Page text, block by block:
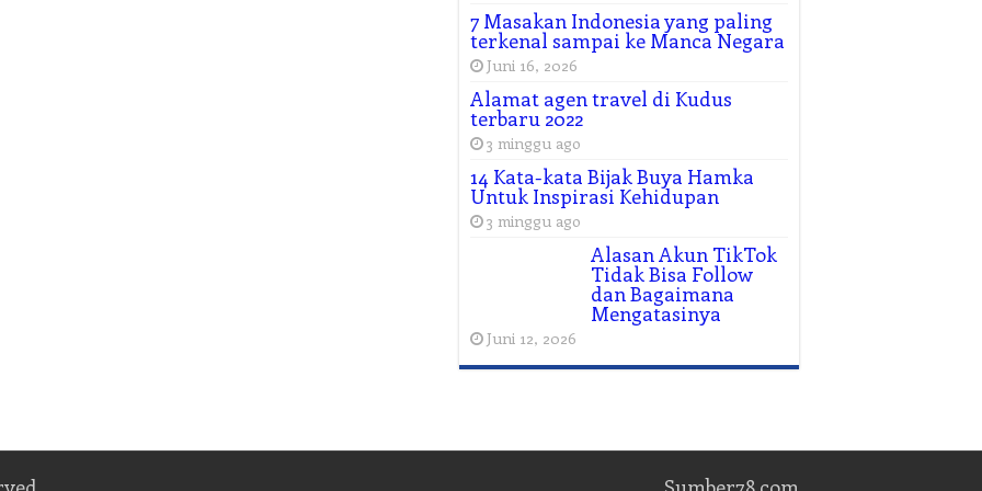
7 Masakan Indonesia yang paling
terkenal sampai ke Manca Negara
Juni 16, 2026
Alamat agen travel di Kudus
terbaru 2022
3 minggu ago
14 Kata-kata Bijak Buya Hamka
Untuk Inspirasi Kehidupan
3 minggu ago
Alasan Akun TikTok
Tidak Bisa Follow
dan Bagaimana
Mengatasinya
Juni 12, 2026